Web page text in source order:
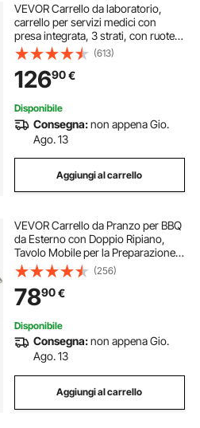
VEVOR Carrello da laboratorio,
carrello per servizi medici con
presa integrata, 3 strati, con ruote
girevoli, portata 100 kg, per
laboratorio, clinica, salone di
bellezza, salone
(613)
12690€
Disponibile
Consegna:non appena Gio.
Ago. 13
Aggiungi al carrello
VEVOR Carrello da Pranzo per BBQ
da Esterno con Doppio Ripiano,
Tavolo Mobile per la Preparazione
degli Alimenti per Barbecue, Piano
Multifunzionale in Ferro Pieghevole,
Carrelli Modulari per Esterno
(256)
7890€
Disponibile
Consegna:non appena Gio.
Ago. 13
Aggiungi al carrello